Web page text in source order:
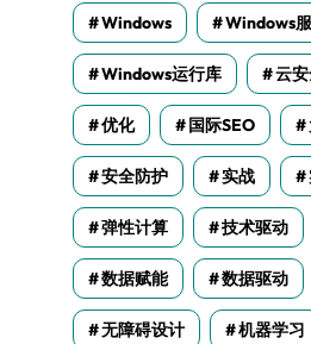
Windows Windows
Windows运行库 云
优化 国际SEO
安全防护 实战
弹性计算 技术驱动
数据赋能 数据驱动
无障碍设计 机器学习